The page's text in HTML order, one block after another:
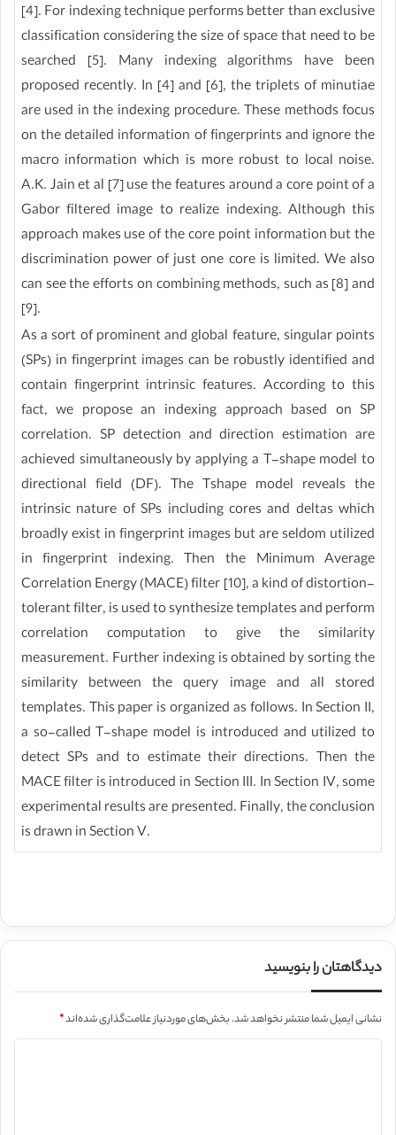
[4]. For indexing technique performs better than exclusive
classification considering the size of space that need to be
searched [5]. Many indexing algorithms have been
proposed recently. In [4] and [6], the triplets of minutiae
are used in the indexing procedure. These methods focus
on the detailed information of fingerprints and ignore the
macro information which is more robust to local noise.
A.K. Jain et al [7] use the features around a core point of a
Gabor filtered image to realize indexing. Although this
approach makes use of the core point information but the
discrimination power of just one core is limited. We also
can see the efforts on combining methods, such as [8] and
[9].
As a sort of prominent and global feature, singular points
(SPs) in fingerprint images can be robustly identified and
contain fingerprint intrinsic features. According to this
fact, we propose an indexing approach based on SP
correlation. SP detection and direction estimation are
achieved simultaneously by applying a T-shape model to
directional field (DF). The Tshape model reveals the
intrinsic nature of SPs including cores and deltas which
broadly exist in fingerprint images but are seldom utilized
in fingerprint indexing. Then the Minimum Average
Correlation Energy (MACE) filter [10], a kind of distortion-
tolerant filter, is used to synthesize templates and perform
correlation computation to give the similarity
measurement. Further indexing is obtained by sorting the
similarity between the query image and all stored
templates. This paper is organized as follows. In Section II,
a so-called T-shape model is introduced and utilized to
detect SPs and to estimate their directions. Then the
MACE filter is introduced in Section III. In Section IV, some
experimental results are presented. Finally, the conclusion
is drawn in Section V.
دیدگاهتان را بنویسید
نشانی ایمیل شما منتشر نخواهد شد.بخش‌های موردنیاز علامت‌گذاری شده‌اند*